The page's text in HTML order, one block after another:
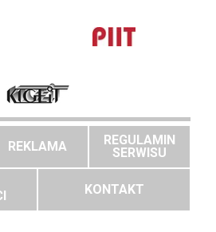
REKLAMA
REGULAMIN
SERWISU
KONTAKT